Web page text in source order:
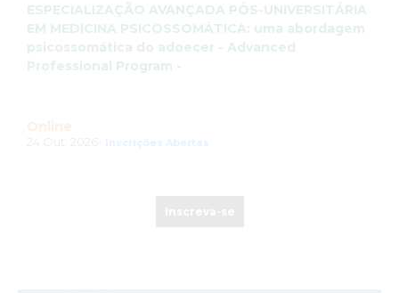
ESPECIALIZAÇÃO AVANÇADA PÓS-UNIVERSITÁRIA
EM MEDICINA PSICOSSOMÁTICA: uma abordagem
psicossomática do adoecer - Advanced
Professional Program -
Online
Inscrições Abertas